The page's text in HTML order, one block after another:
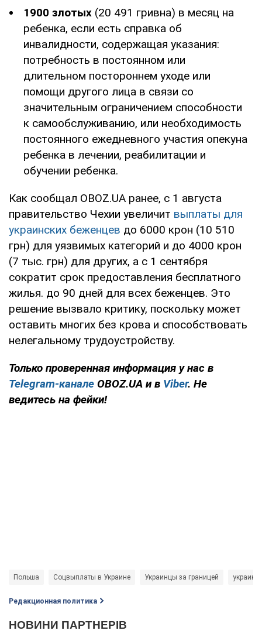
1900 злотых (20 491 гривна) в месяц на
ребенка, если есть справка об
инвалидности, содержащая указания:
потребность в постоянном или
длительном постороннем уходе или
помощи другого лица в связи со
значительным ограничением способности
к самообслуживанию, или необходимость
постоянного ежедневного участия опекуна
ребенка в лечении, реабилитации и
обучении ребенка.
Как сообщал OBOZ.UA ранее, с 1 августа
правительство Чехии увеличит выплаты для
украинских беженцев до 6000 крон (10 510
грн) для уязвимых категорий и до 4000 крон
(7 тыс. грн) для других, а с 1 сентября
сократит срок предоставления бесплатного
жилья. до 90 дней для всех беженцев. Это
решение вызвало критику, поскольку может
оставить многих без крова и способствовать
нелегальному трудоустройству.
Только проверенная информация у нас в
Telegram-канале OBOZ.UA и в Viber. Не
ведитесь на фейки!
Польша Соцвыплаты в Украине Украинцы за границей
Редакционная политика